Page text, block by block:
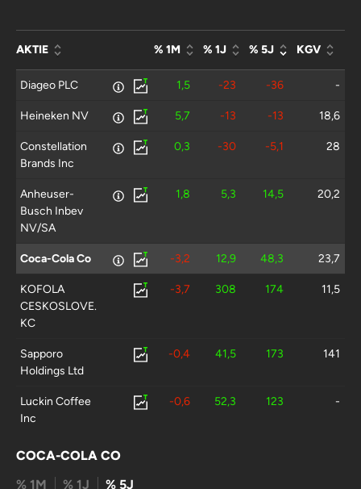
AKTIE % 1M % 1J % 5J KGV
Diageo PLC 1,5 -23 -36 -
Heineken NV 5,7 -13 -13 18,6
Constellation
Brands Inc
0,3 -30 -5,1 28
Anheuser-
Busch Inbev
NV/SA
1,8 5,3 14,5 20,2
Coca-Cola Co -3,2 12,9 48,3 23,7
KOFOLA
CESKOSLOVE.
KC
-3,7 308 174 11,5
Sapporo
Holdings Ltd
-0,4 41,5 173 141
Luckin Coffee
Inc
-0,6 52,3 123 -
Dali Foods
COCA-COLA CO
% 1M
% 1J % 5J